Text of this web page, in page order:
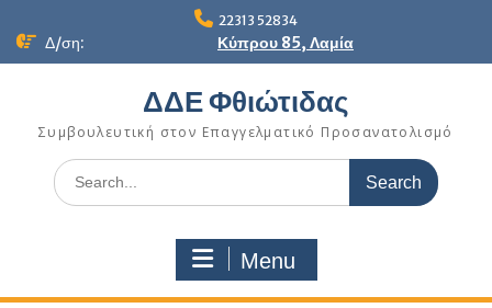
22313 52834
Δ/ση: Κύπρου 85, Λαμία
ΔΔΕ Φθιώτιδας
Συμβουλευτική στον Επαγγελματικό Προσανατολισμό
Search
for:
Menu